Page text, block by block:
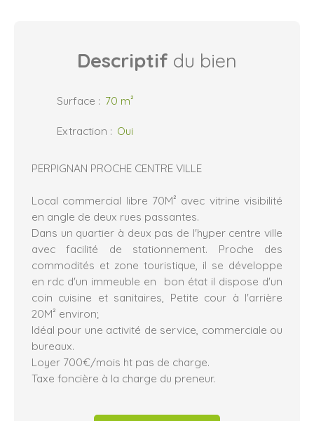
Descriptif du bien
Surface : 70 m²
Extraction : Oui
PERPIGNAN PROCHE CENTRE VILLE
Local commercial libre 70M² avec vitrine visibilité
en angle de deux rues passantes.
Dans un quartier à deux pas de l'hyper centre ville
avec facilité de stationnement. Proche des
commodités et zone touristique, il se développe
en rdc d'un immeuble en bon état il dispose d'un
coin cuisine et sanitaires, Petite cour à l'arrière
20M² environ;
Idéal pour une activité de service, commerciale ou
bureaux.
Loyer 700€/mois ht pas de charge.
Taxe foncière à la charge du preneur.